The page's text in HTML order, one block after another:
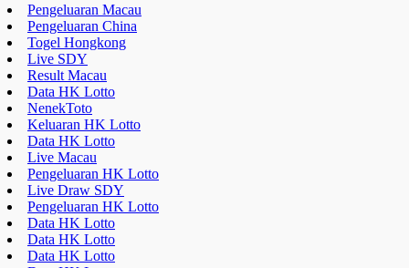
Pengeluaran Macau
Pengeluaran China
Togel Hongkong
Live SDY
Result Macau
Data HK Lotto
NenekToto
Keluaran HK Lotto
Data HK Lotto
Live Macau
Pengeluaran HK Lotto
Live Draw SDY
Pengeluaran HK Lotto
Data HK Lotto
Data HK Lotto
Data HK Lotto